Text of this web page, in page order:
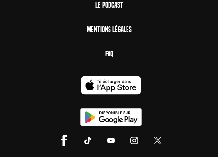
Le Podcast
Mentions Légales
FAQ